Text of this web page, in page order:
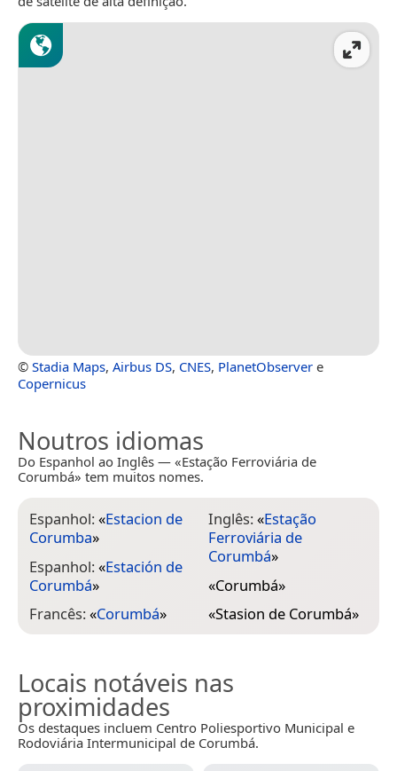
© Stadia Maps, Airbus DS, CNES, PlanetObserver e
Copernicus
Noutros idiomas
Do Espanhol ao Inglês — «Estação Ferroviária de
Corumbá» tem muitos nomes.
Espanhol:«Estacion de
Corumba»
Espanhol:«Estación de
Corumbá»
Francês:«Corumbá»
Inglês:«Estação
Ferroviária de
Corumbá»
«Corumbá»
«Stasion de Corumbá»
Locais notáveis nas
proximidades
Os destaques incluem Centro Poliesportivo Municipal e
Rodoviária Intermunicipal de Corumbá.